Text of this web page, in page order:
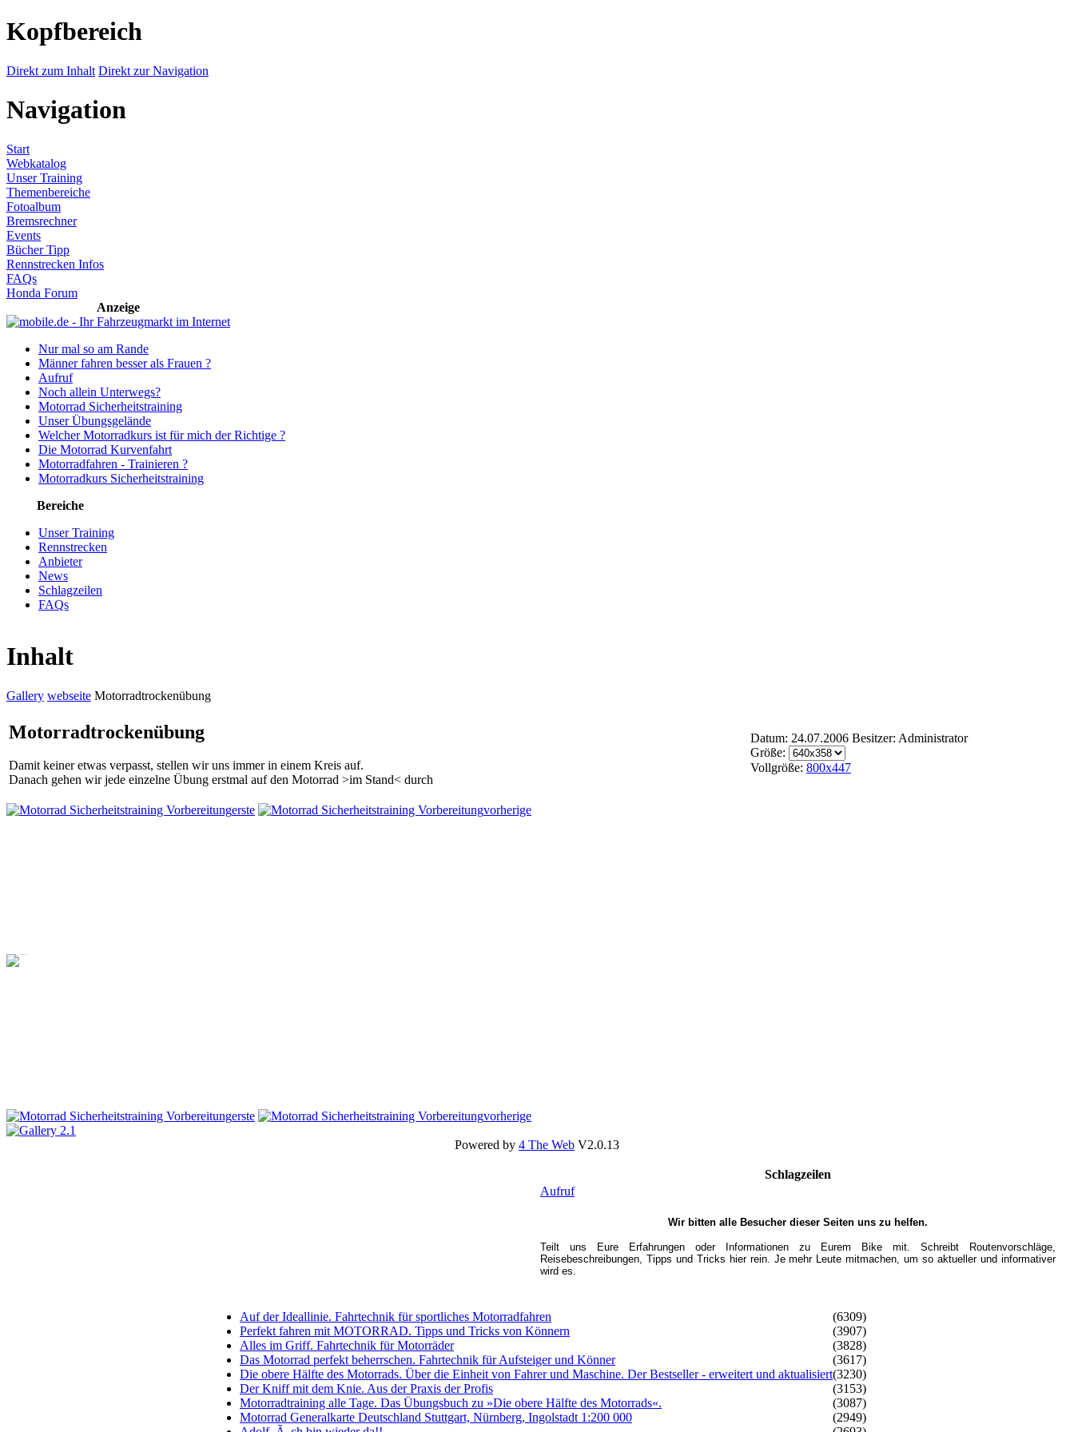
Kopfbereich
Direkt zum Inhalt Direkt zur Navigation
Navigation
Start
Webkatalog
Unser Training
Themenbereiche
Fotoalbum
Bremsrechner
Events
Bücher Tipp
Rennstrecken Infos
FAQs
Honda Forum
Anzeige
Nur mal so am Rande
Männer fahren besser als Frauen ?
Aufruf
Noch allein Unterwegs?
Motorrad Sicherheitstraining
Unser Übungsgelände
Welcher Motorradkurs ist für mich der Richtige ?
Die Motorrad Kurvenfahrt
Motorradfahren - Trainieren ?
Motorradkurs Sicherheitstraining
Bereiche
Unser Training
Rennstrecken
Anbieter
News
Schlagzeilen
FAQs
Inhalt
Gallery webseite Motorradtrockenübung
Motorradtrockenübung
Damit keiner etwas verpasst, stellen wir uns immer in einem Kreis auf.
Danach gehen wir jede einzelne Übung erstmal auf den Motorrad >im Stand< durch
Datum: 24.07.2006 Besitzer: Administrator
Größe:
Vollgröße: 800x447
erste vorherige
erste vorherige
Powered by 4 The Web V2.0.13
Schlagzeilen
Aufruf
Wir bitten alle Besucher dieser Seiten uns zu helfen.
Teilt uns Eure Erfahrungen oder Informationen zu Eurem Bike mit. Schreibt Routenvorschläge,
Reisebeschreibungen, Tipps und Tricks hier rein. Je mehr Leute mitmachen, um so aktueller und informativer
wird es.
Auf der Ideallinie. Fahrtechnik für sportliches Motorradfahren
(6309)
Perfekt fahren mit MOTORRAD. Tipps und Tricks von Könnern
(3907)
Alles im Griff. Fahrtechnik für Motorräder
(3828)
Das Motorrad perfekt beherrschen. Fahrtechnik für Aufsteiger und Könner
(3617)
Die obere Hälfte des Motorrads. Über die Einheit von Fahrer und Maschine. Der Bestseller - erweitert und aktualisiert(3230)
Der Kniff mit dem Knie. Aus der Praxis der Profis
(3153)
Motorradtraining alle Tage. Das Übungsbuch zu »Die obere Hälfte des Motorrads«.
(3087)
Motorrad Generalkarte Deutschland Stuttgart, Nürnberg, Ingolstadt 1:200 000
(2949)